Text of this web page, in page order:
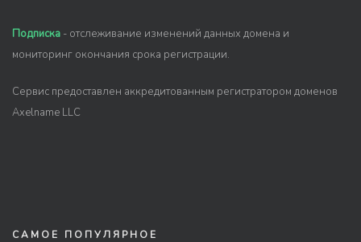
Подписка - отслеживание изменений данных домена и
мониторинг окончания срока регистрации.
Сервис предоставлен аккредитованным регистратором доменов
Axelname LLC
САМОЕ ПОПУЛЯРНОЕ